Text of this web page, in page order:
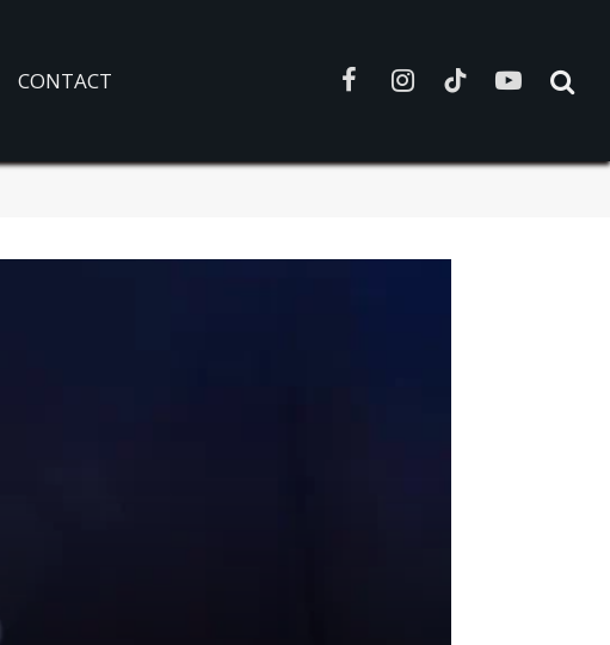
CONTACT FacebookInstagramTikTokYouTube